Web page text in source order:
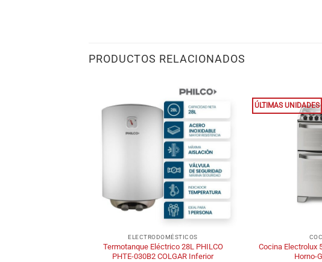
PRODUCTOS RELACIONADOS
ELECTRODOMÉSTICOS
Termotanque Eléctrico 28L PHILCO
PHTE-030B2 COLGAR Inferior
ÚLTIMAS UNIDADES
Cocina Electrolux
Horno-